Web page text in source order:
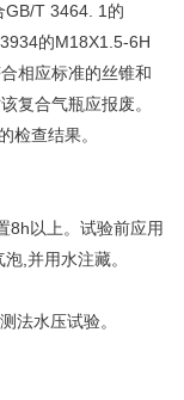
GB/T 3464. 1的
的M18X1.5-6H
相应标准的丝锥和
复合气瓶应报废。
检查结果。
以上。试验前应用
,并用水注藏。
法水压试验。